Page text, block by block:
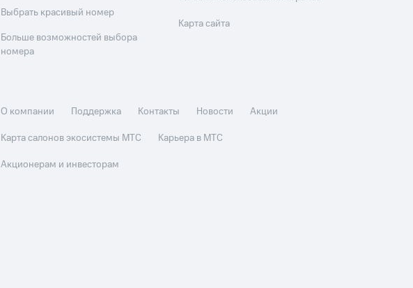
Выбрать красивый номер
Больше возможностей выбора
номера
Карта сайта
О компании Поддержка Контакты Новости
Акции
Карта салонов экосистемы МТС
Карьера в МТС
Акционерам и инвесторам